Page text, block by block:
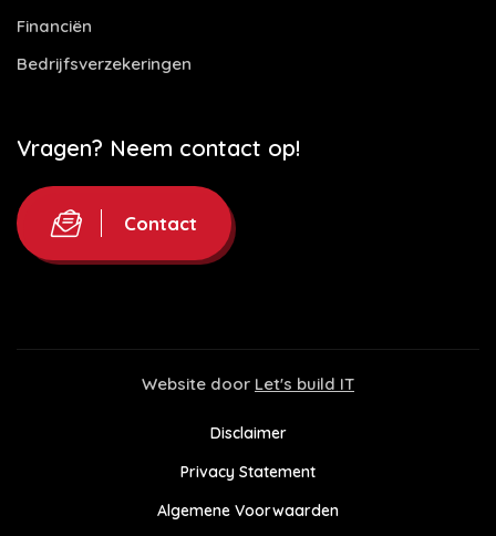
Financiën
Bedrijfsverzekeringen
Vragen? Neem contact op!
Contact
Website door Let's build IT
Disclaimer
Privacy Statement
Algemene Voorwaarden